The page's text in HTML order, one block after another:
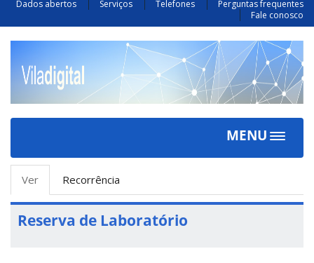
Dados abertos Serviços Telefones
Perguntas frequentes
Fale conosco
MENU
Toggle
Abas
primárias
Ver
ativa)
Recorrência
Reserva de Laboratório